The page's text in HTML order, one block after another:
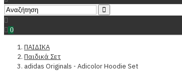
0
ΠΑΙΔΙΚΑ
Παιδικά Σετ
adidas Originals - Adicolor Hoodie Set